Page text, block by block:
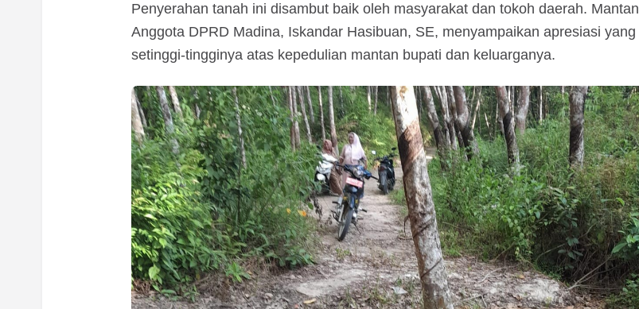
Penyerahan tanah ini disambut baik oleh masyarakat dan tokoh daerah. Mantan
Anggota DPRD Madina, Iskandar Hasibuan, SE, menyampaikan apresiasi yang
setinggi-tingginya atas kepedulian mantan bupati dan keluarganya.